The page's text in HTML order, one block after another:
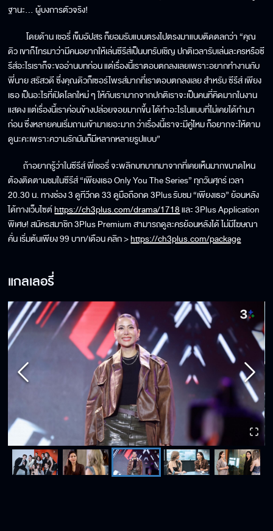
ฐานะ… ผู้บงการตัวจริง!
โดยด้าน เชอรี่ เข็มอัปสร ก็ยอมรับแบบตรงไปตรงมาแบบติดตลกว่า “คุณ
ดิว เขาก็โทรมาว่ามีคนอยากให้เล่นซีรีส์เป็นบทรับเชิญ ปกติเวลารับเล่นละครหรือซี
รีส์อะไรเราก็จะขออ่านบทก่อน แต่เรื่องนี้เราตอบตกลงเลยเพราะอยากทำงานกับ
พี่นาย สรัสวดี ซึ่งคุณดิวก็เซอร์ไพรส์มากที่เราตอบตกลงเลย สำหรับ ซีรีส์ เพียง
เธอ เป็นอะไรที่เปิดโลกใหม่ ๆ ให้กับเรามากจากปกติเราจะเป็นคนที่คิดมากในงาน
แสดง แต่เรื่องนี้เราค่อนข้างปล่อยจอยมากขึ้น ได้ทำอะไรในแบบที่ไม่เคยได้ทำมา
ก่อน ซึ่งหลายคนเริ่มถามเข้ามาเยอะมาก ว่าเรื่องนี้เราจะมีคู่ไหม ก็อยากจะให้ตาม
ดูนะคะเพราะความรักมันก็มีหลากหลายรูปแบบ”
ถ้าอยากรู้ว่าในซีรีส์ พี่เชอรี่ จะพลิกบทบาทมาจากที่เคยเห็นมากขนาดไหน
ต้องติดตามชมในซีรีส์ “เพียงเธอ Only You The Series” ทุกวันศุกร์ เวลา
20.30 น. ทางช่อง 3 ดูทีวีกด 33 ดูมือถือกด 3Plus รับชม “เพียงเธอ” ย้อนหลัง
ได้ทางเว็บไซต์https://ch3plus.com/drama/1718และ 3Plus Application
พิเศษ! สมัครสมาชิก 3Plus Premium สามารถดูละครย้อนหลังได้ ไม่มีโฆษณา
คั่น เริ่มต้นเพียง 99 บาท/เดือน คลิก >https://ch3plus.com/package
แกลเลอรี่